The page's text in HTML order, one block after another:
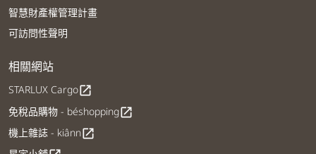
智慧財產權管理計畫
可訪問性聲明
相關網站
STARLUX Cargoopen_in_new
免稅品購物 - béshoppingopen_in_new
機上雜誌 - kiânnopen_in_new